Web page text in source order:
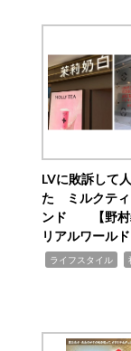
LVに敗訴して
た ミルクティ
ンド 【野村
リアルワールド
ライフスタイル